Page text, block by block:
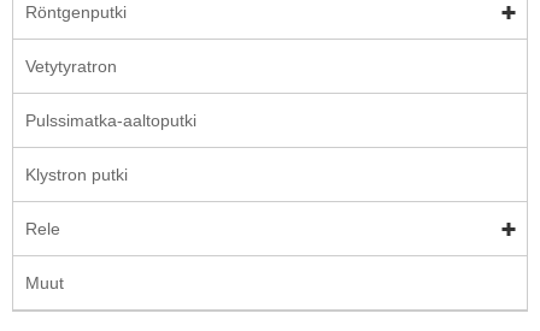
Röntgenputki
Vetytyratron
Pulssimatka-aaltoputki
Klystron putki
Rele
Muut